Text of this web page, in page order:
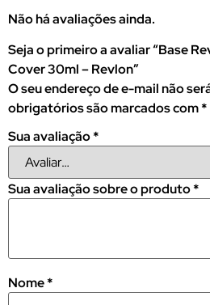
Não há avaliações ainda.
Seja o primeiro a avaliar “Base
Cover 30ml – Revlon”
O seu endereço de e-mail não
obrigatórios são marcados com*
Sua avaliação*
Sua avaliação sobre o produto*
Nome*